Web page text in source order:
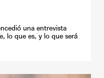
una entrevista
lo que es, y lo que será